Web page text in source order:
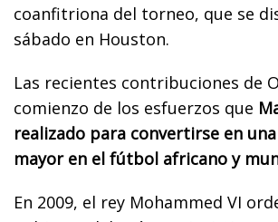
coanfitriona del torneo, que se
sábado en Houston.
Las recientes contribuciones de
comienzo de los esfuerzos que
realizado para convertirse en
mayor en el fútbol africano y
En 2009, el rey Mohammed VI